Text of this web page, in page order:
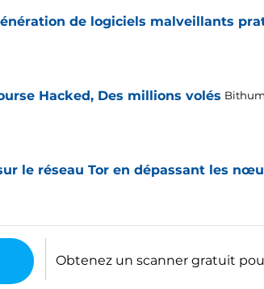
de logiciels malveillants
Hacked, Des millions volés
le réseau Tor en dépassant les
Obtenez un scanner gratuit